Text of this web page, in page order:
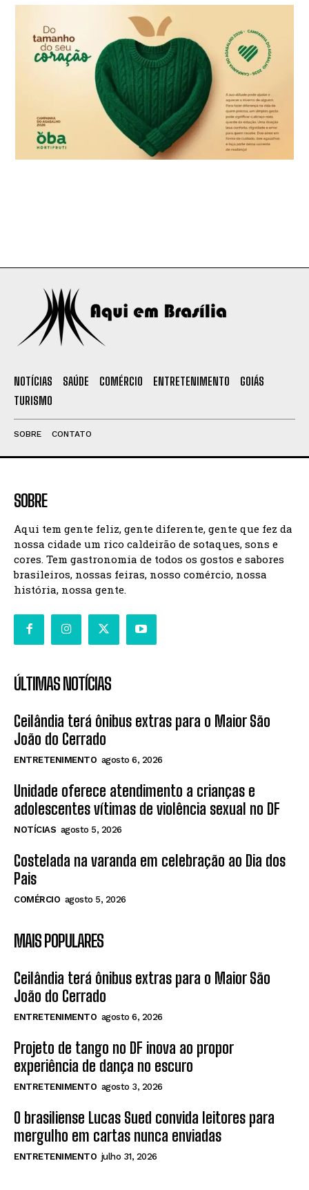
NOTÍCIAS SAÚDE COMÉRCIO ENTRETENIMENTO
GOIÁS
TURISMO
SOBRE CONTATO
SOBRE
Aqui tem gente feliz, gente diferente, gente que fez da
nossa cidade um rico caldeirão de sotaques, sons e
cores. Tem gastronomia de todos os gostos e sabores
brasileiros, nossas feiras, nosso comércio, nossa
história, nossa gente.
ÚLTIMAS NOTÍCIAS
Ceilândia terá ônibus extras para o Maior São
João do Cerrado
ENTRETENIMENTO agosto 6, 2026
Unidade oferece atendimento a crianças e
adolescentes vítimas de violência sexual no DF
NOTÍCIAS agosto 5, 2026
Costelada na varanda em celebração ao Dia dos
Pais
COMÉRCIO agosto 5, 2026
MAIS POPULARES
Ceilândia terá ônibus extras para o Maior São
João do Cerrado
ENTRETENIMENTO agosto 6, 2026
Projeto de tango no DF inova ao propor
experiência de dança no escuro
ENTRETENIMENTO agosto 3, 2026
O brasiliense Lucas Sued convida leitores para
mergulho em cartas nunca enviadas
ENTRETENIMENTO julho 31, 2026